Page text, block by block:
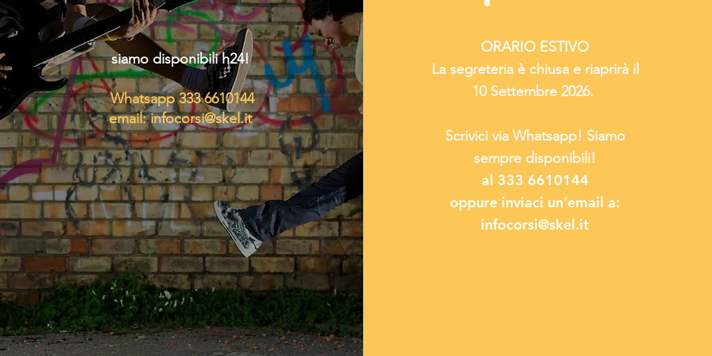
siamo disponibili h24!
Whatsapp 333 6610144
email:infocorsi@skel.it
ORARIO ESTIVO
La segreteria è chiusa e riaprirà il
10 Settembre 2026.
Scrivici via Whatsapp! Siamo
sempre disponibili!
al 333 6610144
oppure inviaci un'email a:
infocorsi@skel.it